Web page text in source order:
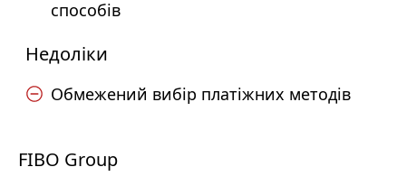
способів
Недоліки
Обмежений вибір платіжних методів
FIBO Group